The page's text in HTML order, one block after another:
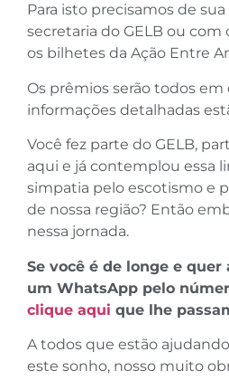
Para isto precisamos de
secretaria do GELB ou com
os bilhetes da Ação Entre
Os prêmios serão todos em
informações detalhadas
Você fez parte do GELB,
aqui e já contemplou essa
simpatia pelo escotismo e
de nossa região? Então
nessa jornada.
Se você é de longe e
um WhatsApp pelo
clique aqui que lhe
A todos que estão
este sonho, nosso muito